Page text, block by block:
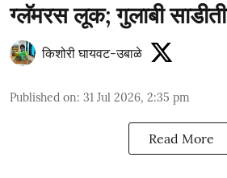
ग्लॅमरस लूक; गुलाबी
किशोरी घायवट-उबाळे
Published on: 31 Jul 2026, 2:35 pm
Read More